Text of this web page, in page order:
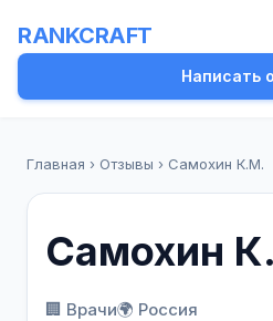
RANKCRAFT
Написать
Главная › Отзывы › Самохин К.М.
Самохин
🏢 Врачи🌍 Россия